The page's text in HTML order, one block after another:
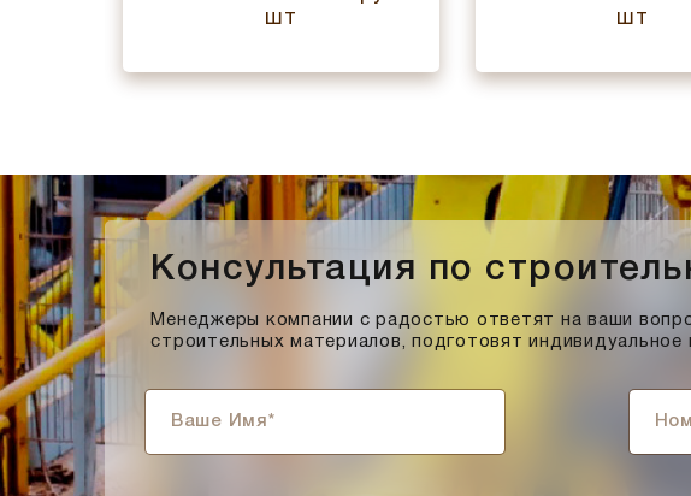
шт
шт
Консультация по
Менеджеры компании с радостью ответят на ваши
строительных материалов, подготовят